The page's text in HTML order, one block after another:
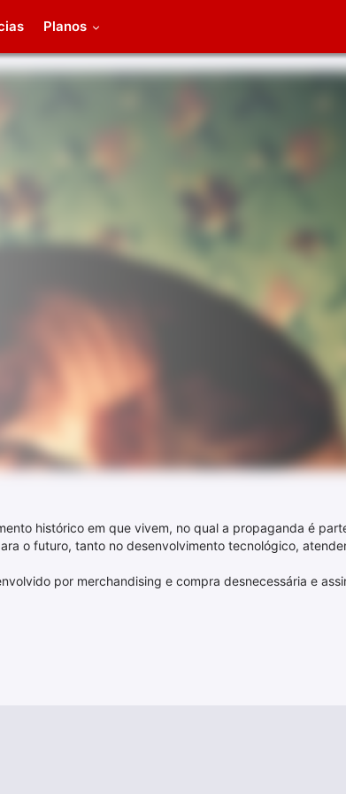
Planos
histórico em que vivem, no qual a propaganda é
o futuro, tanto no desenvolvimento tecnológico,
por merchandising e compra desnecessária e